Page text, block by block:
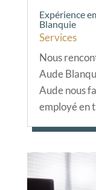
Expérience
Blanquie
Services
Nous
Aude
Aude nous
employé en